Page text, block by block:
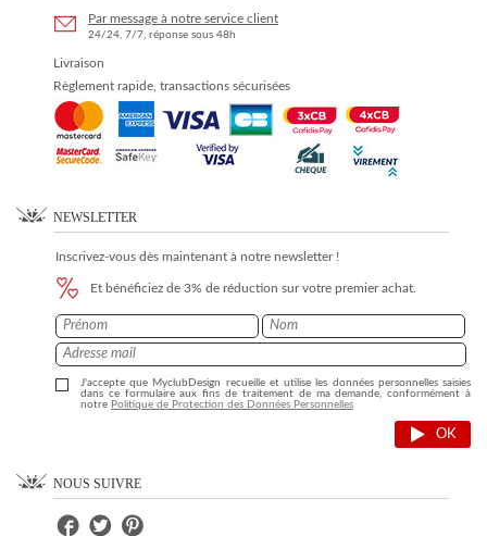
Par message à notre service client
24/24, 7/7, réponse sous 48h
Livraison
Règlement rapide, transactions sécurisées
NEWSLETTER
Inscrivez-vous dès maintenant à notre newsletter !
Et bénéficiez de 3% de réduction sur votre premier achat.
J'accepte que MyclubDesign recueille et utilise les données personnelles saisies
dans ce formulaire aux fins de traitement de ma demande, conformément à
notre Politique de Protection des Données Personnelles
OK
NOUS SUIVRE